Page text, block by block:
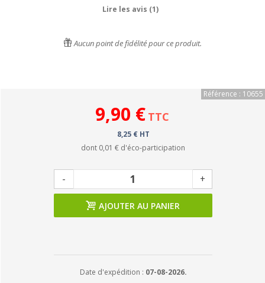
Lire les avis (1)
Aucun point de fidélité pour ce produit.
Référence : 10655
9,90 € TTC
8,25 € HT
dont 0,01 € d'éco-participation
- +
AJOUTER AU PANIER
Date d'expédition : 07-08-2026.